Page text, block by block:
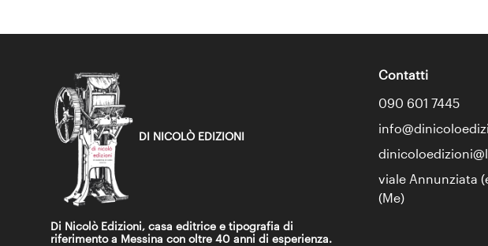
DI NICOLÒ EDIZIONI
Di Nicolò Edizioni, casa editrice e tipografia di
riferimento a Messina con oltre 40 anni di esperienza.
Contatti
090 601 7445
viale Annunziata
(Me)